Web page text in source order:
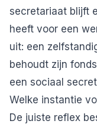
secretariaat blijft
heeft voor een
uit: een
behoudt zijn
een sociaal
Welke instantie
De juiste reflex